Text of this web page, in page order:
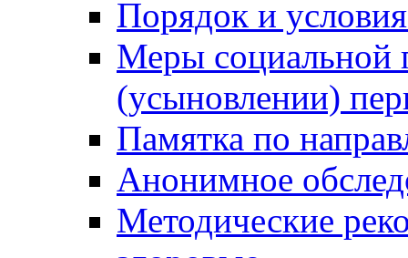
Порядок и
Меры социальной
(усыновлении)
Памятка по
Анонимное
Методические